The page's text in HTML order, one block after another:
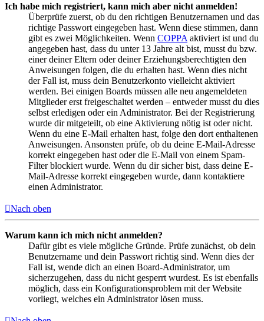
Ich habe mich registriert, kann mich aber nicht anmelden!
Überprüfe zuerst, ob du den richtigen Benutzernamen und das
richtige Passwort eingegeben hast. Wenn diese stimmen, dann
gibt es zwei Möglichkeiten. Wenn COPPA aktiviert ist und du
angegeben hast, dass du unter 13 Jahre alt bist, musst du bzw.
einer deiner Eltern oder deiner Erziehungsberechtigten den
Anweisungen folgen, die du erhalten hast. Wenn dies nicht
der Fall ist, muss dein Benutzerkonto vielleicht aktiviert
werden. Bei einigen Boards müssen alle neu angemeldeten
Mitglieder erst freigeschaltet werden – entweder musst du dies
selbst erledigen oder ein Administrator. Bei der Registrierung
wurde dir mitgeteilt, ob eine Aktivierung nötig ist oder nicht.
Wenn du eine E-Mail erhalten hast, folge den dort enthaltenen
Anweisungen. Ansonsten prüfe, ob du deine E-Mail-Adresse
korrekt eingegeben hast oder die E-Mail von einem Spam-
Filter blockiert wurde. Wenn du dir sicher bist, dass deine E-
Mail-Adresse korrekt eingegeben wurde, dann kontaktiere
einen Administrator.
Nach oben
Warum kann ich mich nicht anmelden?
Dafür gibt es viele mögliche Gründe. Prüfe zunächst, ob dein
Benutzername und dein Passwort richtig sind. Wenn dies der
Fall ist, wende dich an einen Board-Administrator, um
sicherzugehen, dass du nicht gesperrt wurdest. Es ist ebenfalls
möglich, dass ein Konfigurationsproblem mit der Website
vorliegt, welches ein Administrator lösen muss.